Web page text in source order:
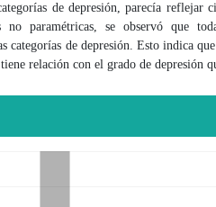
de depresión, parecía reflejar
no paramétricas, se observó que
categorías de depresión. Esto indica
relación con el grado de depresión